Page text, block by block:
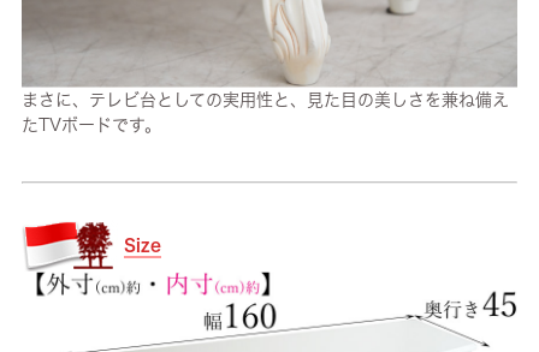
まさに、テレビ台としての実用性と、見た目の美しさを兼ね備え
たTVボードです。
Size